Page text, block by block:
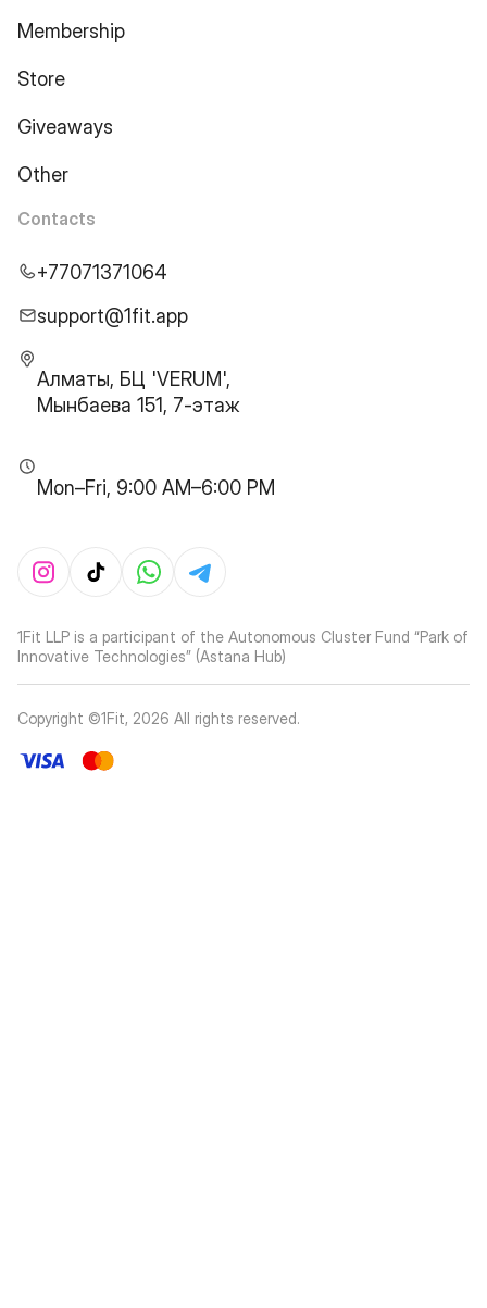
Membership
Store
Giveaways
Other
Contacts
+77071371064
support@1fit.app
Алматы, БЦ 'VERUM',
Мынбаева 151, 7-этаж
Mon–Fri, 9:00 AM–6:00 PM
1Fit LLP is a participant of the Autonomous Cluster Fund “Park of
Innovative Technologies” (Astana Hub)
Copyright ©1Fit, 2026 All rights reserved.